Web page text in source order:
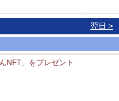
翌日 >
NFT」をプレゼント